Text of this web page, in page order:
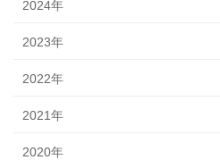
2024年
2023年
2022年
2021年
2020年